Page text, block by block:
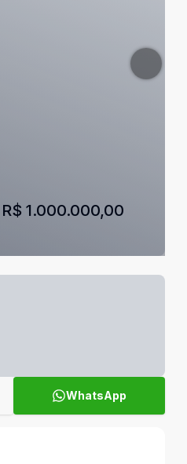
R$ 1.000.000,00
WhatsApp